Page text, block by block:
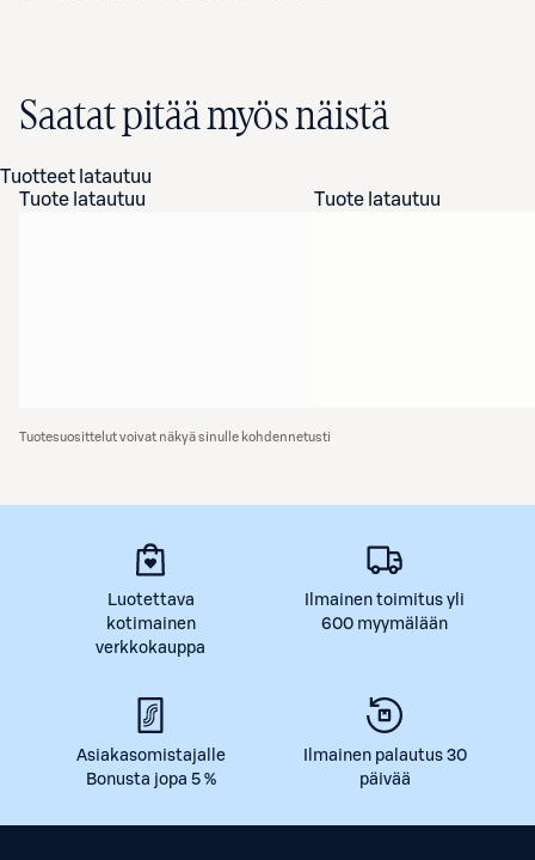
Saatat pitää myös näistä
Tuotteet latautuu
Tuote latautuu
Tuote latautuu
Tuotesuosittelut voivat näkyä sinulle kohdennetusti
Luotettava
kotimainen
verkkokauppa
Ilmainen toimitus yli
600 myymälään
Asiakasomistajalle
Bonusta jopa 5 %
Ilmainen palautus 30
päivää